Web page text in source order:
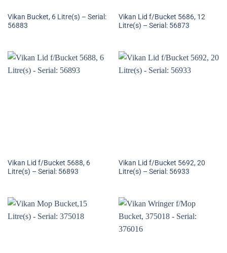
Vikan Bucket, 6 Litre(s) – Serial:
56883
Vikan Lid f/Bucket 5686, 12
Litre(s) – Serial: 56873
Vikan Lid f/Bucket 5688, 6
Litre(s) – Serial: 56893
Vikan Lid f/Bucket 5692, 20
Litre(s) – Serial: 56933